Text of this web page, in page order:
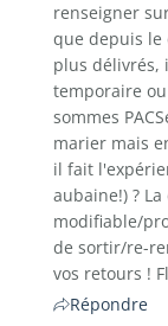
renseigner
que depuis le
plus délivrés,
temporaire
sommes
marier mais
il fait
aubaine!) ?
modifiable/
de sortir/re-
vos retours !
Répondre